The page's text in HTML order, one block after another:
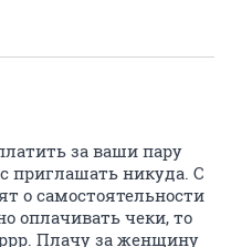
за ваши пару
приглашать никуда. С
о самостоятельности
оплачивать чеки, то
Плачу за женщину